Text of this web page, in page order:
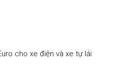
cho xe điện và xe tự lái